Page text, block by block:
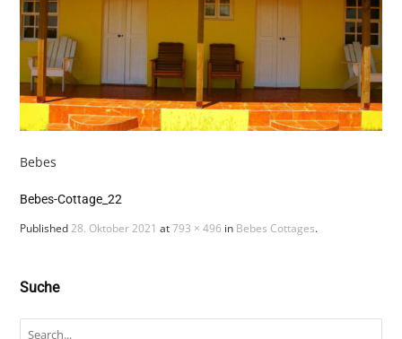
Bebes
Bebes-Cottage_22
Published28. Oktober 2021 at793 × 496 in Bebes Cottages.
Suche